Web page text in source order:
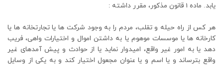
یابد. ماده 1 قانون مذکور، مقرر داشته :
هر کس از راه حیله و تقلب، مردم را به وجود شرکت ها یا تجارتخانه ها یا
کارخانه ها یا موسسات موهوم یا به داشتن اموال و اختیارات واهی، فریب
دهد یا به امور غیر واقع، امیدوار نماید یا از حوادث و پیش‌ آمدهای غیر
واقع بترساند و یا اسم و یا عنوان مجعول اختیار کند و به یکی از وسایل